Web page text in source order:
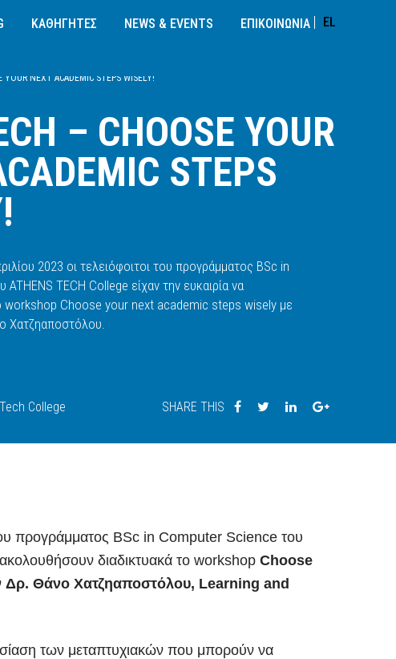
EL
ΚΑΘΗΓΗΤΕΣ NEWS & EVENTS ΕΠΙΚΟΙΝΩΝΙΑ
NEXT ACADEMIC STEPS WISELY!
– CHOOSE YOUR
STEPS
2023 οι τελειόφοιτοι του προγράμματος BSc in
TECH College είχαν την ευκαιρία να
workshop Choose your next academic steps wisely με
Χατζηαποστόλου.
College SHARE THIS
προγράμματος BSc in Computer Science του
διαδικτυακά το workshopChoose
Δρ. Θάνο Χατζηαποστόλου, Learning and
των μεταπτυχιακών που μπορούν να